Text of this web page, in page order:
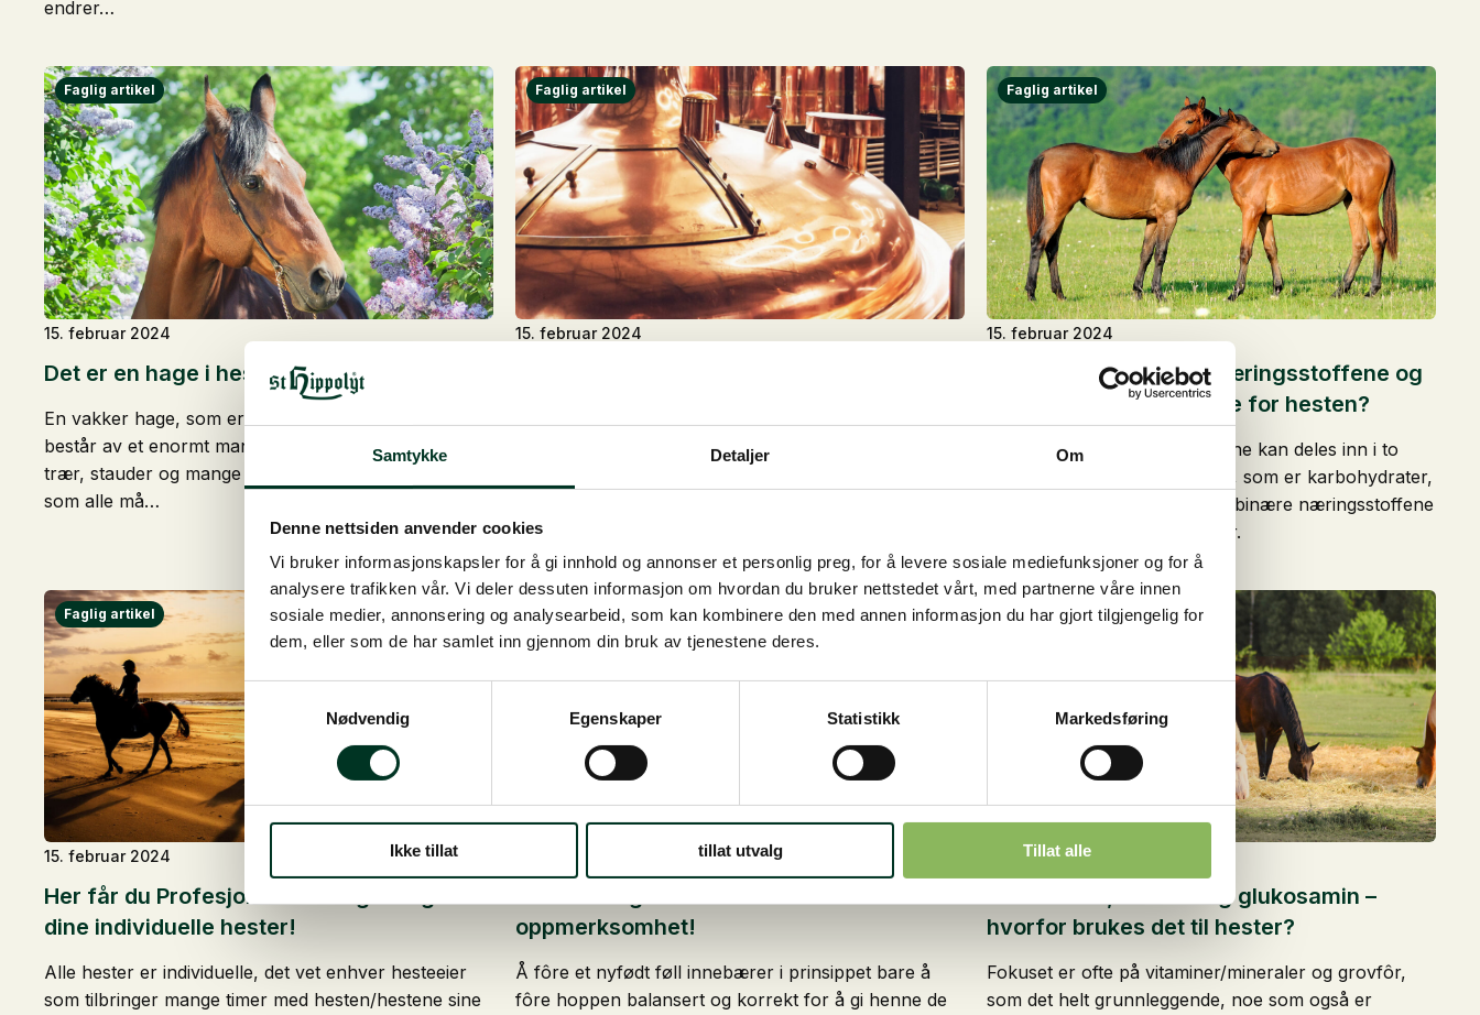
Samtykke Detaljer Om
Denne nettsiden anvender cookies
Vi bruker informasjonskapsler for å gi innhold og annonser et personlig preg, for å levere sosiale mediefunksjoner og for å
analysere trafikken vår. Vi deler dessuten informasjon om hvordan du bruker nettstedet vårt, med partnerne våre innen
sosiale medier, annonsering og analysearbeid, som kan kombinere den med annen informasjon du har gjort tilgjengelig for
dem, eller som de har samlet inn gjennom din bruk av tjenestene deres.
Samtykkevalg
Nødvendig
Egenskaper Statistikk Markedsføring
Ikke tillat tillat utvalg Tillat alle
endrer…
Det er en hage i hestens mage!
15. februar 2024
En vakker hage, som er et vakkert syn for øyet,
består av et enormt mangfold av blomster, busker,
trær, stauder og mange andre planter i vakre farger,
som alle må…
15. februar 2024
Alle individuelle råvarer går gjennom en spesiell og
produkter kan fremme hestens velvære.
Hvordan deler vi opp næringsstoffene og
hvilke funksjoner har de for hesten?
15. februar 2024
De nødvendige næringsstoffene kan deles inn i to
kategorier: de grunnleggende, som er karbohydrater,
fett, fibre og proteiner, og de binære næringsstoffene
som er vitaminer og mineraler.
Her får du Profesjonell fôrrådgivning til
dine individuelle hester!
15. februar 2024
Alle hester er individuelle, det vet enhver hesteeier
som tilbringer mange timer med hesten/hestene sine
oppmerksomhet!
Å fôre et nyfødt føll innebærer i prinsippet bare å
fôre hoppen balansert og korrekt for å gi henne de
Nukleotider, lucerne og glukosamin –
hvorfor brukes det til hester?
15. februar 2024
Fokuset er ofte på vitaminer/mineraler og grovfôr,
som det helt grunnleggende, noe som også er